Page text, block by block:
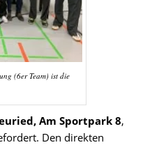
(6er Team) ist die
Am Sportpark 8,
Den direkten